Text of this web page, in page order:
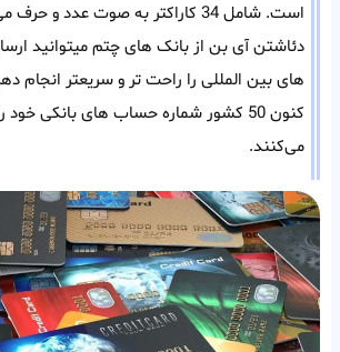
است. شامل 34 کاراکتر به صوت عدد و
دئاشتن آی بن از بانک های چتم میتوانید
کنون 50 کشور شماره حساب های بانکی خود
می‌کنند.